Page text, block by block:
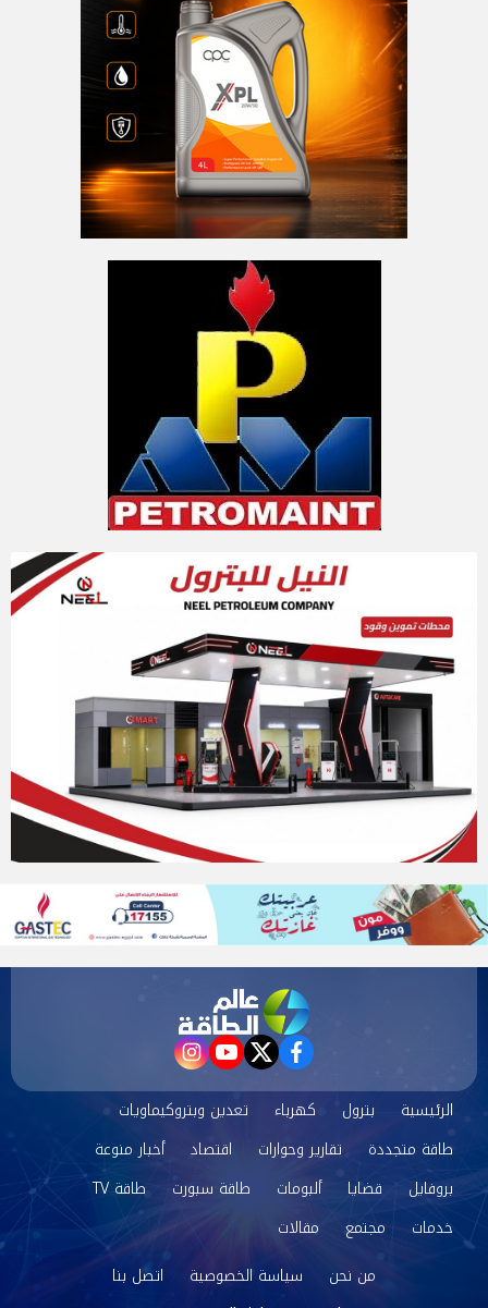
facebook
twitter
youtube
instagram
الرئيسية بترول كهرباء
تعدين وبتروكيماويات
طاقة متجددة
تقارير وحوارات اقتصاد
أخبار منوعة
بروفايل
قضايا ألبومات طاقة سبورت
طاقة TV
خدمات
مجتمع
مقالات
من نحن
سياسة الخصوصية اتصل بنا